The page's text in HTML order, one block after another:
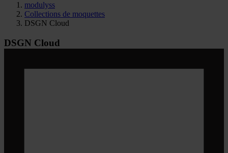
modulyss
Collections de moquettes
DSGN Cloud
DSGN Cloud